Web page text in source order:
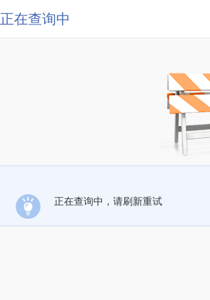
正在查询中
正在查询中，请刷新重试